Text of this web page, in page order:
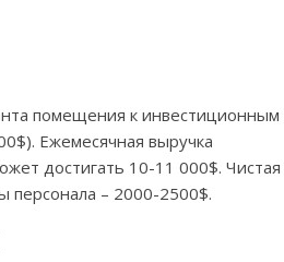
помещения к инвестиционным
Ежемесячная выручка
достигать 10-11 000$. Чистая
персонала – 2000-2500$.